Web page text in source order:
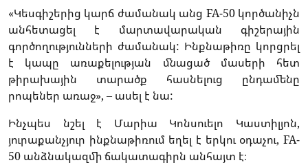
«Կեսգիշերից կարճ ժամանակ անց FA-50 կործանիչն
անհետացել
է մարտավարական
գիշերային
գործողությունների ժամանակ: Ինքնաթիռը կորցրել
է
կապը առաքելության մնացած մասերի
հետ
թիրախային
տարածք հասնելուց
ընդամենը
րոպեներ առաջ», – ասել է նա:
Ինչպես
նշել է Մարիա Կոնսուելո Կաստիլյոն,
յուրաքանչյուր ինքնաթիռում եղել է երկու օդաչու, FA-
50 անձնակազմիճակատագիրն անհայտ է։